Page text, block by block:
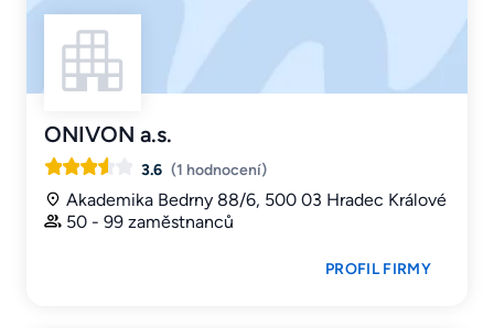
ONIVON a.s.
3.6 (1 hodnocení)
Akademika Bedrny 88/6, 500 03 Hradec Králové
50 - 99 zaměstnanců
PROFIL FIRMY